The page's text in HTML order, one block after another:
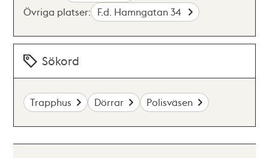
Övriga platser: F.d. Hamngatan 34
Sökord
Trapphus Dörrar Polisväsen